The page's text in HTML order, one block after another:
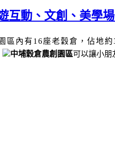
互動、文創、美學場
園區內有 16座老穀倉，佔地約
中埔穀倉農創園區可以讓小朋